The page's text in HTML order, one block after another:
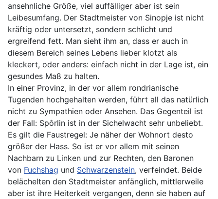
ansehnliche Größe, viel auffälliger aber ist sein
Leibesumfang. Der Stadtmeister von Sinopje ist nicht
kräftig oder untersetzt, sondern schlicht und
ergreifend fett. Man sieht ihm an, dass er auch in
diesem Bereich seines Lebens lieber klotzt als
kleckert, oder anders: einfach nicht in der Lage ist, ein
gesundes Maß zu halten.
In einer Provinz, in der vor allem rondrianische
Tugenden hochgehalten werden, führt all das natürlich
nicht zu Sympathien oder Ansehen. Das Gegenteil ist
der Fall: Spôrlin ist in der Sichelwacht sehr unbeliebt.
Es gilt die Faustregel: Je näher der Wohnort desto
größer der Hass. So ist er vor allem mit seinen
Nachbarn zu Linken und zur Rechten, den Baronen
von Fuchshag und Schwarzenstein, verfeindet. Beide
belächelten den Stadtmeister anfänglich, mittlerweile
aber ist ihre Heiterkeit vergangen, denn sie haben auf